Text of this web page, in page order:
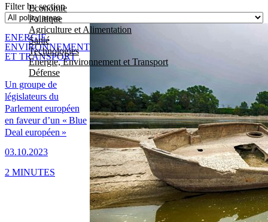
Economie
Politique
Agriculture et Alimentation
Santé
Technologies
Energie, Environnement et Transport
Défense
Filter by section
Un groupe de
législateurs du
Parlement européen
en faveur d’un « Blue
Deal européen »
03.10.2023
ENERGIE,
ENVIRONNEMENT
ET TRANSPORT
2 MINUTES